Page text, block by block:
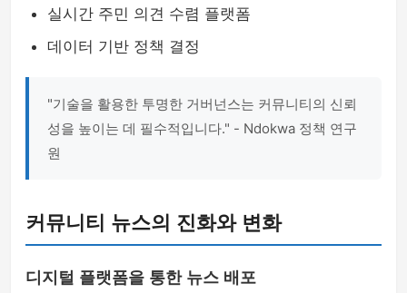
실시간 주민 의견 수렴 플랫폼
데이터 기반 정책 결정
"기술을 활용한 투명한 거버넌스는 커뮤니티의 신뢰
성을 높이는 데 필수적입니다." - Ndokwa 정책 연구
원
커뮤니티 뉴스의 진화와 변화
디지털 플랫폼을 통한 뉴스 배포